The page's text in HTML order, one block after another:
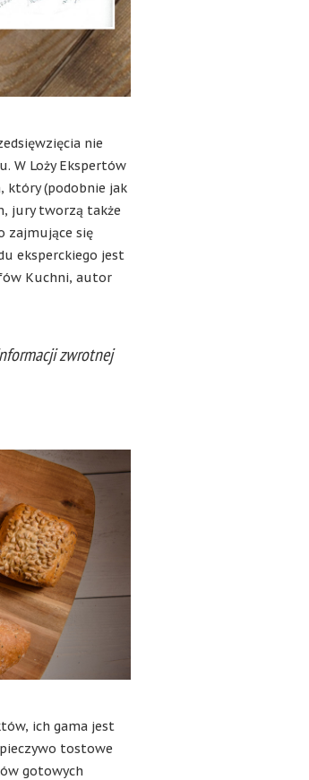
nie
W Loży Ekspertów
który (podobnie jak
jury tworzą także
zajmujące się
eksperckiego jest
Kuchni, autor
zwrotnej
ich gama jest
tostowe
gotowych